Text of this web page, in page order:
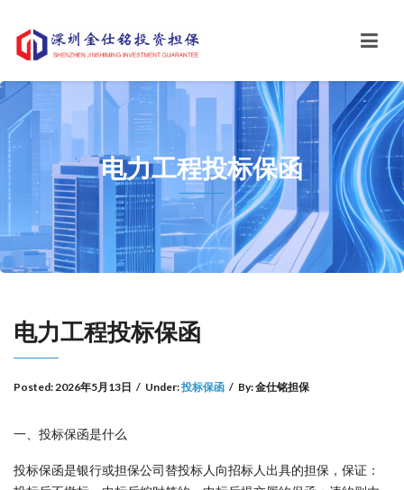
电力工程投标保函
电力工程投标保函
Posted:2026年5月13日 / Under:投标保函 / By:金仕铭担保
一、投标保函是什么
投标保函是银行或担保公司替投标人向招标人出具的担保，保证：